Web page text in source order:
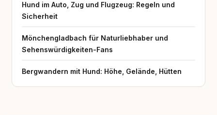
Hund im Auto, Zug und Flugzeug: Regeln und
Sicherheit
Mönchengladbach für Naturliebhaber und
Sehenswürdigkeiten-Fans
Bergwandern mit Hund: Höhe, Gelände, Hütten